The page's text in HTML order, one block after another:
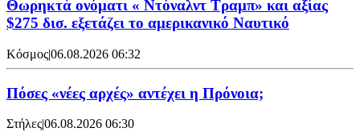
Θωρηκτά ονόματι « Ντόναλντ Τραμπ» και αξίας
$275 δισ. εξετάζει το αμερικανικό Ναυτικό
Κόσμος|06.08.2026 06:32
Πόσες «νέες αρχές» αντέχει η Πρόνοια;
Στήλες|06.08.2026 06:30